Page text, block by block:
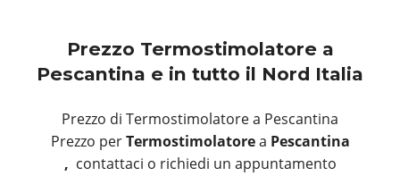
Prezzo Termostimolatore a
Pescantina e in tutto il Nord Italia
Prezzo di Termostimolatore a Pescantina
Prezzo perTermostimolatorea Pescantina
, contattaci o richiedi un appuntamento